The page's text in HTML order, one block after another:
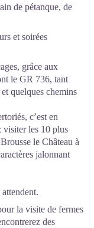
de pétanque, de
et soirées
grâce aux
le GR 736, tant
quelques chemins
c’est en
visiter les 10 plus
le Château à
jalonnant
la visite de fermes
des